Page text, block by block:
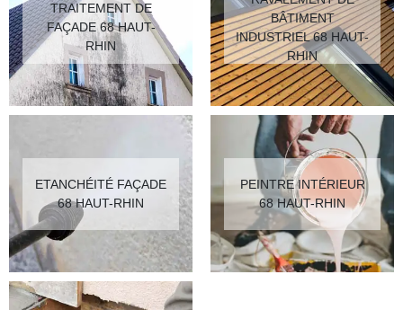
TRAITEMENT DE
FAÇADE 68 HAUT-
RHIN
BÂTIMENT
INDUSTRIEL 68 HAUT-
RHIN
ETANCHÉITÉ FAÇADE
68 HAUT-RHIN
PEINTRE INTÉRIEUR
68 HAUT-RHIN